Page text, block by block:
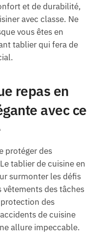
et de durabilité,
avec classe. Ne
vous êtes en
tablier qui fera de
repas en
avec ce
protéger des
tablier de cuisine en
surmonter les défis
vêtements des tâches
des
de cuisine
allure impeccable.